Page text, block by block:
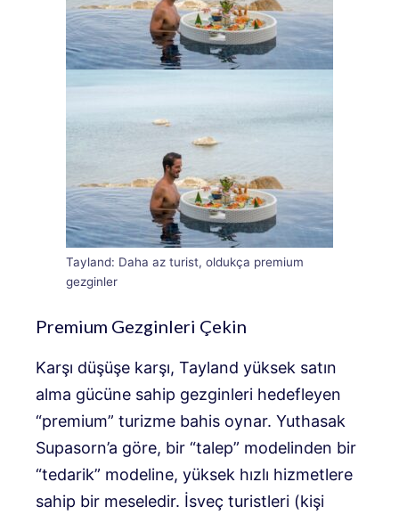
Tayland: Daha az turist, oldukça premium
gezginler
Premium Gezginleri Çekin
Karşı düşüşe karşı, Tayland yüksek satın
alma gücüne sahip gezginleri hedefleyen
“premium” turizme bahis oynar. Yuthasak
Supasorn’a göre, bir “talep” modelinden bir
“tedarik” modeline, yüksek hızlı hizmetlere
sahip bir meseledir. İsveç turistleri (kişi